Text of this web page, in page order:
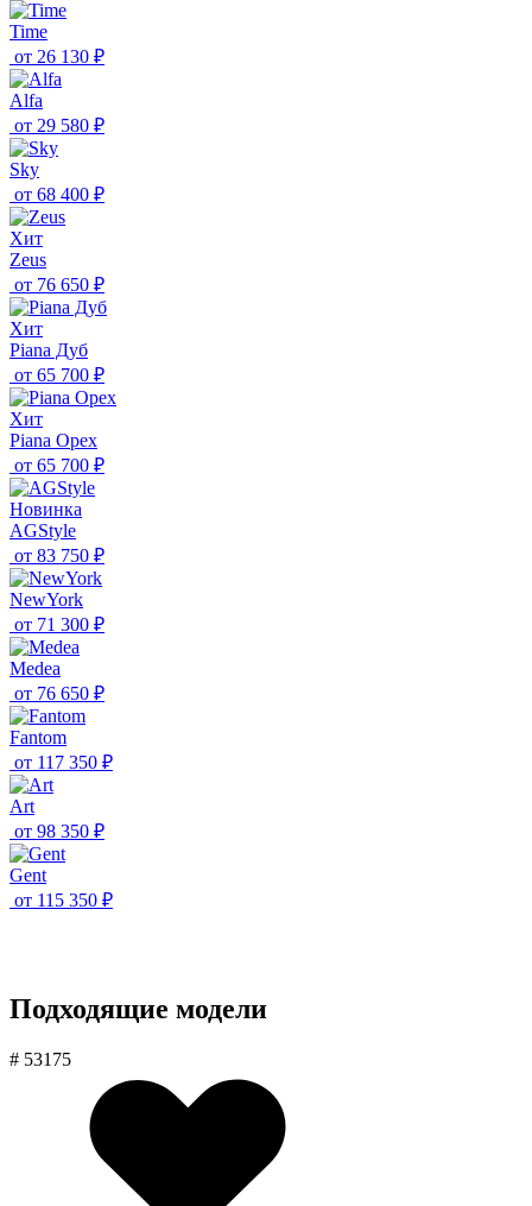
Time
от 26 130 ₽
Alfa
от 29 580 ₽
Sky
от 68 400 ₽
Хит
Zeus
от 76 650 ₽
Хит
Piana Дуб
от 65 700 ₽
Хит
Piana Орех
от 65 700 ₽
Новинка
AGStyle
от 83 750 ₽
NewYork
от 71 300 ₽
Medea
от 76 650 ₽
Fantom
от 117 350 ₽
Art
от 98 350 ₽
Gent
от 115 350 ₽
Подходящие модели
# 53175